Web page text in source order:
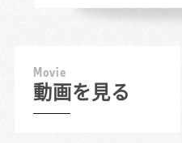
Movie
動画を見る